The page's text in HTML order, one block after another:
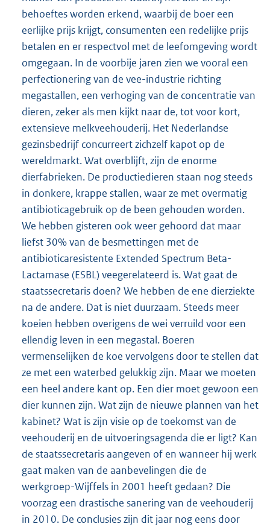
behoeftes worden erkend, waarbij de boer een
eerlijke prijs krijgt, consumenten een redelijke prijs
betalen en er respectvol met de leefomgeving wordt
omgegaan. In de voorbije jaren zien we vooral een
perfectionering van de vee-industrie richting
megastallen, een verhoging van de concentratie van
dieren, zeker als men kijkt naar de, tot voor kort,
extensieve melkveehouderij. Het Nederlandse
gezinsbedrijf concurreert zichzelf kapot op de
wereldmarkt. Wat overblijft, zijn de enorme
dierfabrieken. De productiedieren staan nog steeds
in donkere, krappe stallen, waar ze met overmatig
antibioticagebruik op de been gehouden worden.
We hebben gisteren ook weer gehoord dat maar
liefst 30% van de besmettingen met de
antibioticaresistente Extended Spectrum Beta-
Lactamase (ESBL) veegerelateerd is. Wat gaat de
staatssecretaris doen? We hebben de ene dierziekte
na de andere. Dat is niet duurzaam. Steeds meer
koeien hebben overigens de wei verruild voor een
ellendig leven in een megastal. Boeren
vermenselijken de koe vervolgens door te stellen dat
ze met een waterbed gelukkig zijn. Maar we moeten
een heel andere kant op. Een dier moet gewoon een
dier kunnen zijn. Wat zijn de nieuwe plannen van het
kabinet? Wat is zijn visie op de toekomst van de
veehouderij en de uitvoeringsagenda die er ligt? Kan
de staatssecretaris aangeven of en wanneer hij werk
gaat maken van de aanbevelingen die de
werkgroep-Wijffels in 2001 heeft gedaan? Die
voorzag een drastische sanering van de veehouderij
in 2010. De conclusies zijn dit jaar nog eens door